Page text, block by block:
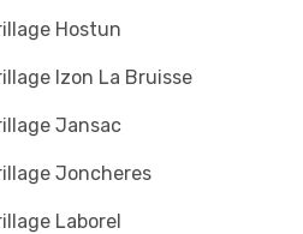
Hostun
Izon La Bruisse
Jansac
Joncheres
Laborel